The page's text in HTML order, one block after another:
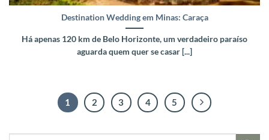
Destination Wedding em Minas: Caraça
Há apenas 120 km de Belo Horizonte, um verdadeiro paraíso
aguarda quem quer se casar [...]
1 2 3 4 5